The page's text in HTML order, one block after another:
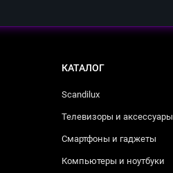
КАТАЛОГ
Scandilux
Телевизоры и аксессуары
Смартфоны и гаджеты
Компьютеры и ноутбуки